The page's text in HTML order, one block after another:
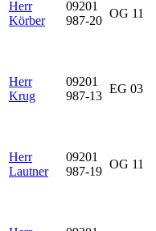
Herr
Körber
09201
987-20
OG 11
Herr
Krug
09201
987-13
EG 03
Herr
Lautner
09201
987-19
OG 11